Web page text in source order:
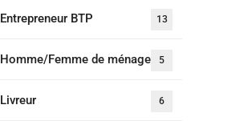
Entrepreneur BTP 13
Homme/Femme de ménage 5
Livreur 6